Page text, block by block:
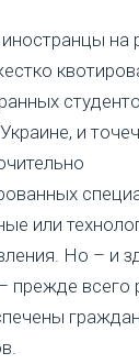
на
и
или
Но – и
прежде всего